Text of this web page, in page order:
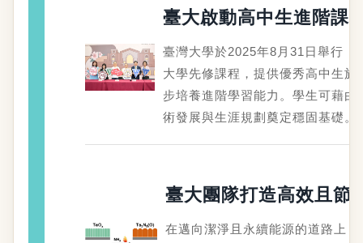
臺大啟動高中生進階課
臺灣大學於2025年8月31日舉行「
大學先修課程，提供優秀高中生
步培養進階學習能力。學生可藉
術發展與生涯規劃奠定穩固基礎。
臺大團隊打造高效且節
在邁向潔淨且永續能源的道路上